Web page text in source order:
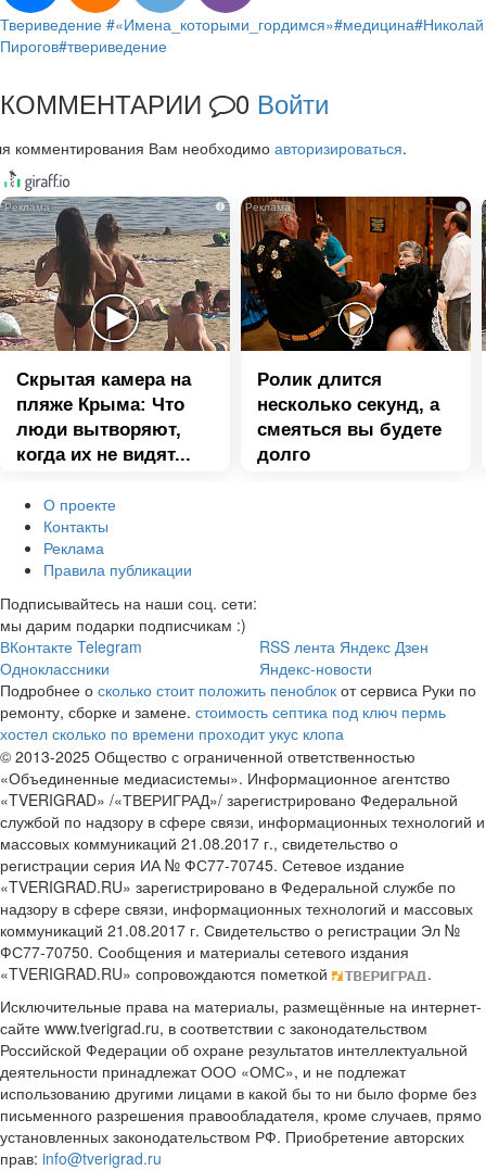
Твериведение #«Имена_которыми_гордимся»#медицина#Николай
Пирогов#твериведение
КОММЕНТАРИИ 0 Войти
комментирования Вам необходимо авторизироваться.
i
Скрытая камера на
пляже Крыма: Что
люди вытворяют,
когда их не видят...
i
Ролик длится
несколько секунд, а
смеяться вы будете
долго
О проекте
Контакты
Реклама
Правила публикации
Подписывайтесь на наши соц. сети:
мы дарим подарки подписчикам :)
ВКонтакте Telegram
Одноклассники
RSS лента Яндекс Дзен
Яндекс-новости
Подробнее о сколько стоит положить пеноблок от сервиса Руки по
ремонту, сборке и замене. стоимость септика под ключ пермь
хостел сколько по времени проходит укус клопа
© 2013-2025 Общество с ограниченной ответственностью
«Объединенные медиасистемы». Информационное агентство
«TVERIGRAD» /«ТВЕРИГРАД»/ зарегистрировано Федеральной
службой по надзору в сфере связи, информационных технологий и
массовых коммуникаций 21.08.2017 г., свидетельство о
регистрации серия ИА № ФС77-70745. Сетевое издание
«TVERIGRAD.RU» зарегистрировано в Федеральной службе по
надзору в сфере связи, информационных технологий и массовых
коммуникаций 21.08.2017 г. Свидетельство о регистрации Эл №
ФС77-70750. Сообщения и материалы сетевого издания
«TVERIGRAD.RU» сопровождаются пометкой
.
Исключительные права на материалы, размещённые на интернет-
сайте www.tverigrad.ru, в соответствии с законодательством
Российской Федерации об охране результатов интеллектуальной
деятельности принадлежат ООО «ОМС», и не подлежат
использованию другими лицами в какой бы то ни было форме без
письменного разрешения правообладателя, кроме случаев, прямо
установленных законодательством РФ. Приобретение авторских
прав: info@tverigrad.ru